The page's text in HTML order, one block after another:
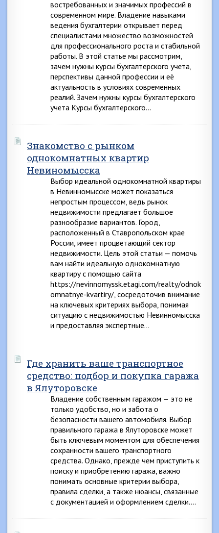
востребованных и значимых профессий в
современном мире. Владение навыками
ведения бухгалтерии открывает перед
специалистами множество возможностей
для профессионального роста и стабильной
работы. В этой статье мы рассмотрим,
зачем нужны курсы бухгалтерского учета,
перспективы данной профессии и её
актуальность в условиях современных
реалий. Зачем нужны курсы бухгалтерского
учета Курсы бухгалтерского…
Знакомство с рынком
однокомнатных квартир
Невиномысска
Выбор идеальной однокомнатной квартиры
в Невинномысске может показаться
непростым процессом, ведь рынок
недвижимости предлагает большое
разнообразие вариантов. Город,
расположенный в Ставропольском крае
России, имеет процветающий сектор
недвижимости. Цель этой статьи — помочь
вам найти идеальную однокомнатную
квартиру с помощью сайта
https://nevinnomyssk.etagi.com/realty/odnok
omnatnye-kvartiry/, сосредоточив внимание
на ключевых критериях выбора, понимая
ситуацию с недвижимостью Невинномысска
и предоставляя экспертные…
Где хранить ваше транспортное
средство: подбор и покупка гаража
в Ялуторовске
Владение собственным гаражом — это не
только удобство, но и забота о
безопасности вашего автомобиля. Выбор
правильного гаража в Ялуторовске может
быть ключевым моментом для обеспечения
сохранности вашего транспортного
средства. Однако, прежде чем приступить к
поиску и приобретению гаража, важно
понимать основные критерии выбора,
правила сделки, а также нюансы, связанные
с документацией и оформлением сделки….